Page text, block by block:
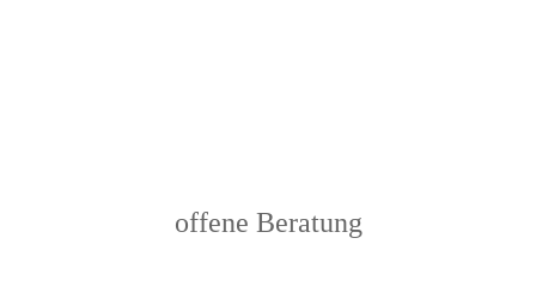
offene Beratung